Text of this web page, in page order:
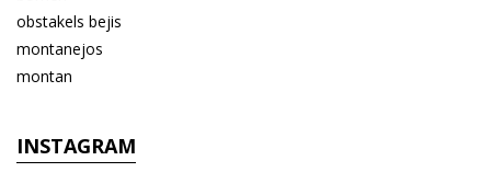
INSTAGRAM